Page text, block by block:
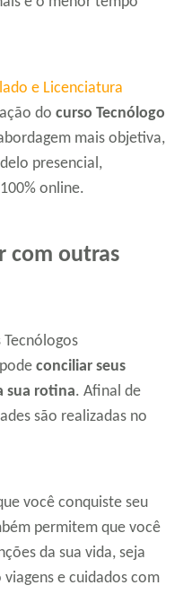
e Licenciatura
do curso Tecnólogo
mais objetiva,
presencial,
online.
com outras
Tecnólogos
conciliar seus
sua rotina. Afinal de
são realizadas no
você conquiste seu
permitem que você
da sua vida, seja
e cuidados com